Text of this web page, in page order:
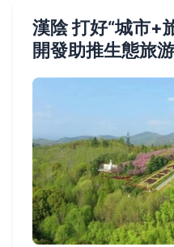
漢陰 打好“城市+
開發助推生態旅